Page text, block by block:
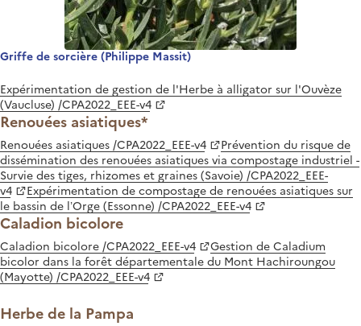
Griffe de sorcière (Philippe Massit)
Expérimentation de gestion de l'Herbe à alligator sur l'Ouvèze
(Vaucluse) /CPA2022_EEE-v4
Renouées asiatiques*
Renouées asiatiques /CPA2022_EEE-v4
Prévention du risque de
dissémination des renouées asiatiques via compostage industriel -
Survie des tiges, rhizomes et graines (Savoie) /CPA2022_EEE-
v4
Expérimentation de compostage de renouées asiatiques sur
le bassin de l’Orge (Essonne) /CPA2022_EEE-v4
Caladion bicolore
Caladion bicolore /CPA2022_EEE-v4
Gestion de Caladium
bicolor dans la forêt départementale du Mont Hachiroungou
(Mayotte) /CPA2022_EEE-v4
Herbe de la Pampa